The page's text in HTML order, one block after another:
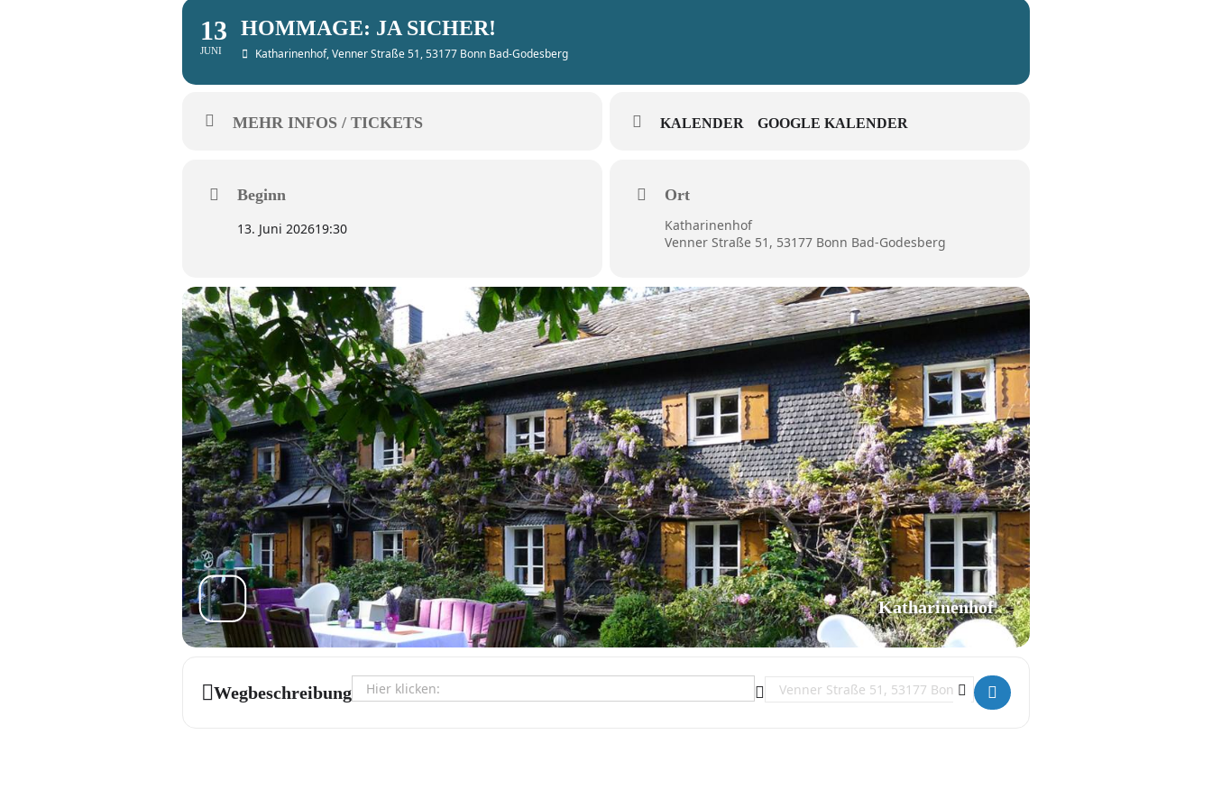
13
JUNI
HOMMAGE: JA SICHER!
Katharinenhof, Venner Straße 51, 53177 Bonn Bad-Godesberg
MEHR INFOS / TICKETS KALENDER GOOGLE KALENDER
Beginn
13. Juni 202619:30
Ort
Katharinenhof
Venner Straße 51, 53177 Bonn Bad-Godesberg
Katharinenhof
WegbeschreibungAddress - Hommage: Ja sicher! [] Destination Address - Hommage: Ja sicher! []